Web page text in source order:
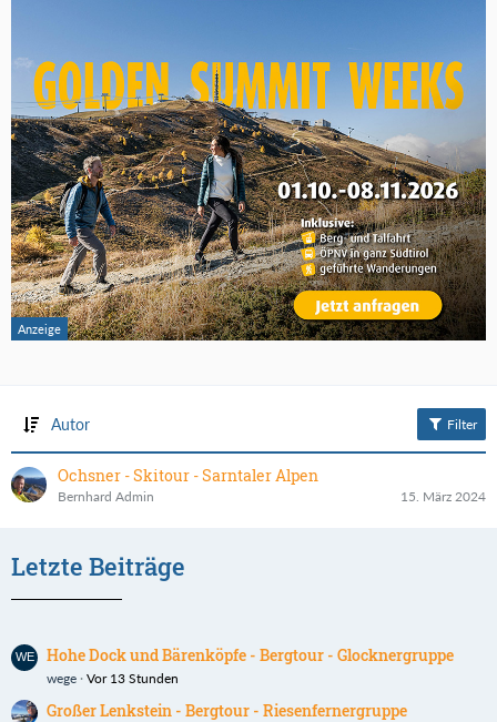
Autor Filter
Ochsner - Skitour - Sarntaler Alpen
Bernhard Admin 15. März 2024
Letzte Beiträge
Hohe Dock und Bärenköpfe - Bergtour - Glocknergruppe
wege Vor 13 Stunden
Großer Lenkstein - Bergtour - Riesenfernergruppe